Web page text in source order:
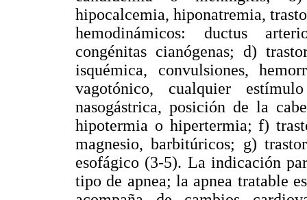
hipocalcemia, hiponatremia,
hemodinámicos: ductus
congénitas cianógenas; d)
isquémica, convulsiones,
vagotónico, cualquier
nasogástrica, posición de la
hipotermia o hipertermia; f)
magnesio, barbitúricos; g)
esofágico (3-5). La indicación
tipo de apnea; la apnea tratable